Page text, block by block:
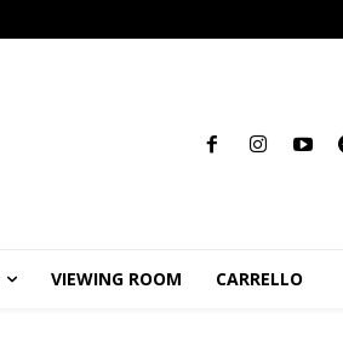
VIEWING ROOM CARRELLO